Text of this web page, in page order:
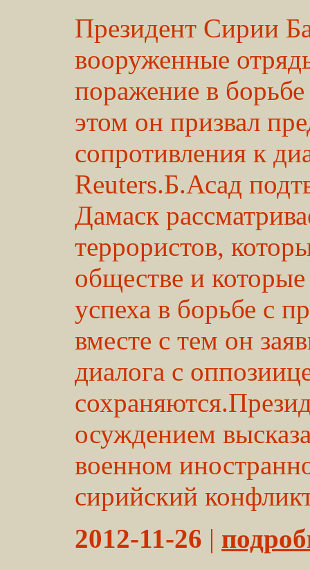
Президент Сирии
вооруженные
поражение в
этом он призвал
сопротивления к
Reuters.Б.Асад
Дамаск
террористов,
обществе и
успеха в борьбе с
вместе с тем он
диалога с
осуждением
военном
сирийский
2012-11-26 |